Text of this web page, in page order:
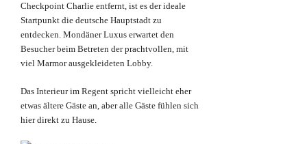
Checkpoint Charlie entfernt, ist es der ideale
Startpunkt die deutsche Hauptstadt zu
entdecken. Mondäner Luxus erwartet den
Besucher beim Betreten der prachtvollen, mit
viel Marmor ausgekleideten Lobby.
Das Interieur im Regent spricht vielleicht eher
etwas ältere Gäste an, aber alle Gäste fühlen sich
hier direkt zu Hause.